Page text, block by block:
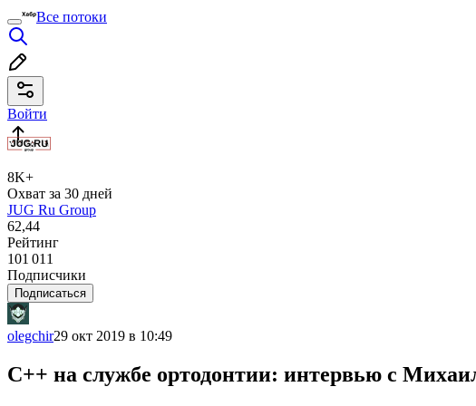
Все потоки
Войти
8K+
Охват за 30 дней
JUG Ru Group
62,44
Рейтинг
101 011
Подписчики
Подписаться
olegchir29 окт 2019 в 10:49
С++ на службе ортодонтии: интервью с